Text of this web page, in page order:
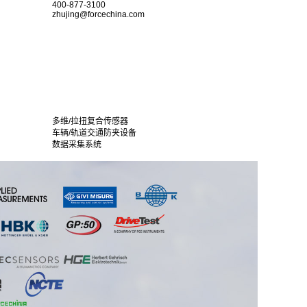
400-877-3100
zhujing@forcechina.com
多维/拉扭复合传感器
车辆/轨道交通防夹设备
数据采集系统